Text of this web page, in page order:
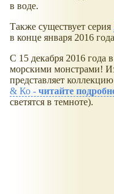
в воде.
Также существует серия
в конце января 2016
С 15 декабря 2016 года
морскими монстрами!
представляет
& Ко - читайте
светятся в темноте).